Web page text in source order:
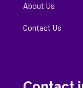
About Us
Contact Us